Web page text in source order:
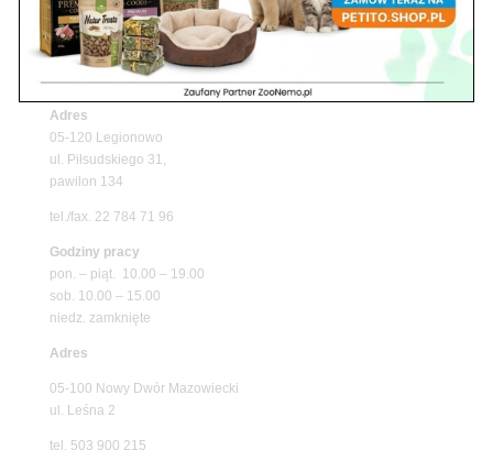
Z Życia Sklepu
Znajdź nas
Adres
05-120 Legionowo
ul. Piłsudskiego 31,
pawilon 134
tel./fax. 22 784 71 96
Godziny pracy
pon. – piąt. 10.00 – 19.00
sob. 10.00 – 15.00
niedz. zamknięte
Adres
05-100 Nowy Dwór Mazowiecki
ul. Leśna 2
tel. 503 900 215